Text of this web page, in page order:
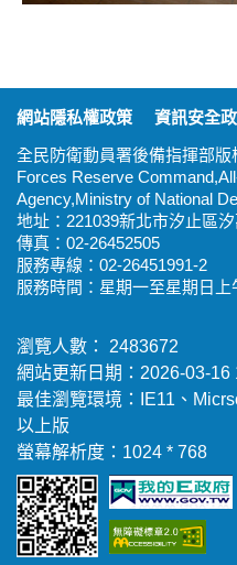
網站隱私權政策
資訊安全
全民防衛動員署後備指揮部
Forces Reserve
Agency,Ministry of National
地址：221039新北市汐止區
傳真：02-26452505
服務專線：02-26451991-2
服務時間：星期一至星期日上
瀏覽人數： 2483672
網站更新日期：2026-03-16
最佳瀏覽環境：IE11、
以上版
螢幕解析度：1024 * 768